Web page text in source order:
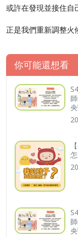
或許在發現並接住自
正是我們重新調整火
你可能還想看
央
央